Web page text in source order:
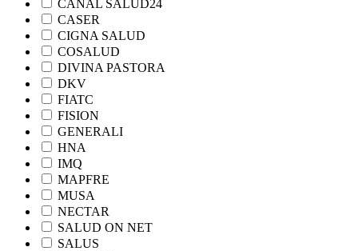
CANAL SALUD24
CASER
CIGNA SALUD
COSALUD
DIVINA PASTORA
DKV
FIATC
FISION
GENERALI
HNA
IMQ
MAPFRE
MUSA
NECTAR
SALUD ON NET
SALUS